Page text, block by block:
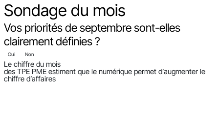
Sondage du mois
Vos priorités de septembre sont-elles
clairement définies ?
Oui Non
Le chiffre du mois
des TPE PME estiment que le numérique permet d’augmenter le
chiffre d’affaires